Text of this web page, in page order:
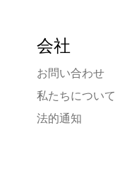
会社
お問い合わせ
私たちについて
法的通知